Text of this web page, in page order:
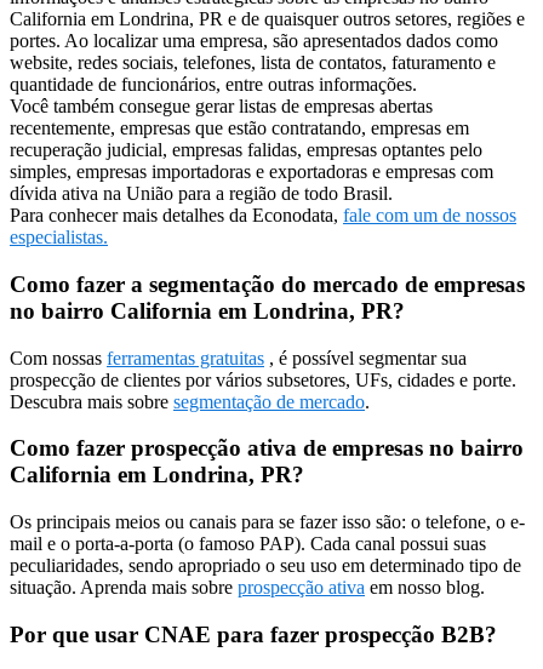
California em Londrina, PR e de quaisquer outros setores, regiões e
portes. Ao localizar uma empresa, são apresentados dados como
website, redes sociais, telefones, lista de contatos, faturamento e
quantidade de funcionários, entre outras informações.
Você também consegue gerar listas de empresas abertas
recentemente, empresas que estão contratando, empresas em
recuperação judicial, empresas falidas, empresas optantes pelo
simples, empresas importadoras e exportadoras e empresas com
dívida ativa na União para a região de todo Brasil.
Para conhecer mais detalhes da Econodata, fale com um de nossos
especialistas.
Como fazer a segmentação do mercado de empresas
no bairro California em Londrina, PR?
Com nossas ferramentas gratuitas , é possível segmentar sua
prospecção de clientes por vários subsetores, UFs, cidades e porte.
Descubra mais sobre segmentação de mercado.
Como fazer prospecção ativa de empresas no bairro
California em Londrina, PR?
Os principais meios ou canais para se fazer isso são: o telefone, o e-
mail e o porta-a-porta (o famoso PAP). Cada canal possui suas
peculiaridades, sendo apropriado o seu uso em determinado tipo de
situação. Aprenda mais sobre prospecção ativa em nosso blog.
Por que usar CNAE para fazer prospecção B2B?